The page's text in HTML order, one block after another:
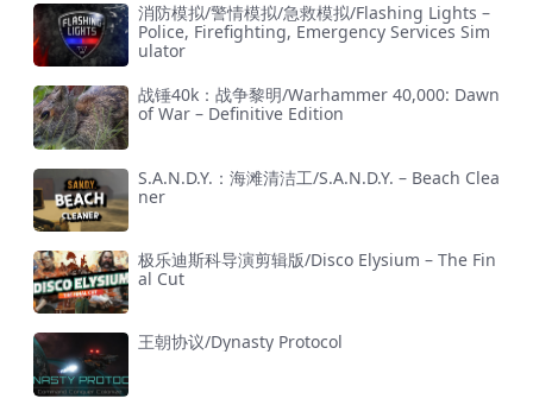
消防模拟/警情模拟/急救模拟/Flashing Lights –
Police, Firefighting, Emergency Services Sim
ulator
战锤40k：战争黎明/Warhammer 40,000: Dawn
of War – Definitive Edition
S.A.N.D.Y.：海滩清洁工/S.A.N.D.Y. – Beach Clea
ner
极乐迪斯科导演剪辑版/Disco Elysium – The Fin
al Cut
王朝协议/Dynasty Protocol